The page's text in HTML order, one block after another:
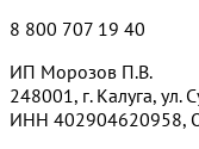
8 800 707 19 40
ИП Морозов П.В.
248001, г. Калуга,
ИНН 402904620958,